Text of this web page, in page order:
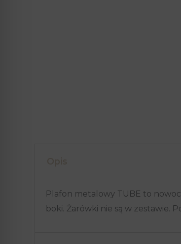
Plafon metalowy TUBE to
boki. Żarówki nie są w zestawie.